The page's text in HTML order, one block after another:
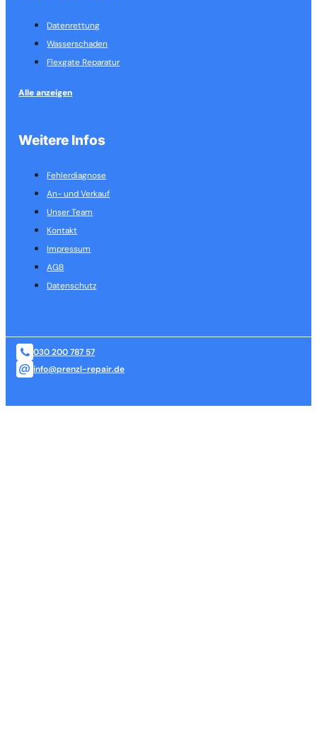
Datenrettung
Wasserschaden
Flexgate Reparatur
Alle anzeigen
Weitere Infos
Fehlerdiagnose
An- und Verkauf
Unser Team
Kontakt
Impressum
AGB
Datenschutz
030 200 787 57
info@prenzl-repair.de